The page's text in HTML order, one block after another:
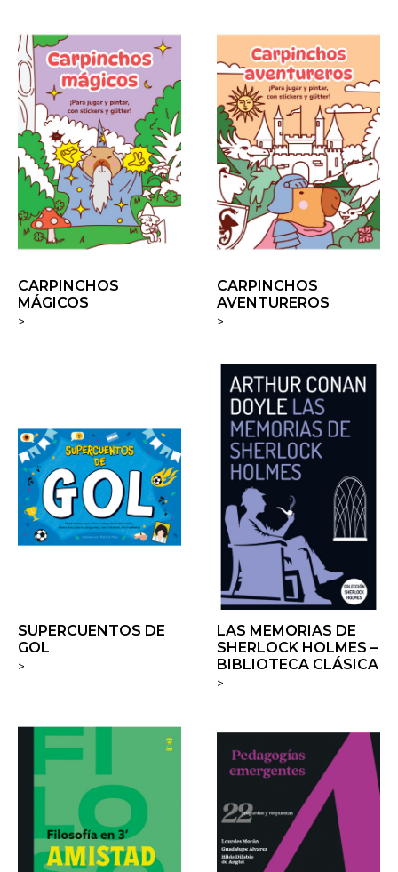
CARPINCHOS
MÁGICOS
>
CARPINCHOS
AVENTUREROS
>
SUPERCUENTOS DE
GOL
>
LAS MEMORIAS DE
SHERLOCK HOLMES –
BIBLIOTECA CLÁSICA
>